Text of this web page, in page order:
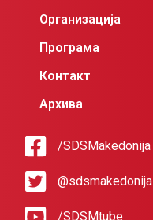
Организација
Програма
Контакт
Архива
/SDSMakedonija
@sdsmakedonija
/SDSMtube